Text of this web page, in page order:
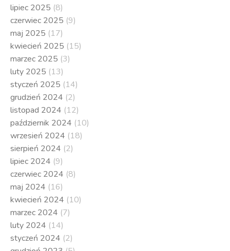
lipiec 2025 (8)
czerwiec 2025 (9)
maj 2025 (17)
kwiecień 2025 (15)
marzec 2025 (3)
luty 2025 (13)
styczeń 2025 (14)
grudzień 2024 (2)
listopad 2024 (12)
październik 2024 (10)
wrzesień 2024 (18)
sierpień 2024 (2)
lipiec 2024 (9)
czerwiec 2024 (8)
maj 2024 (16)
kwiecień 2024 (10)
marzec 2024 (7)
luty 2024 (14)
styczeń 2024 (2)